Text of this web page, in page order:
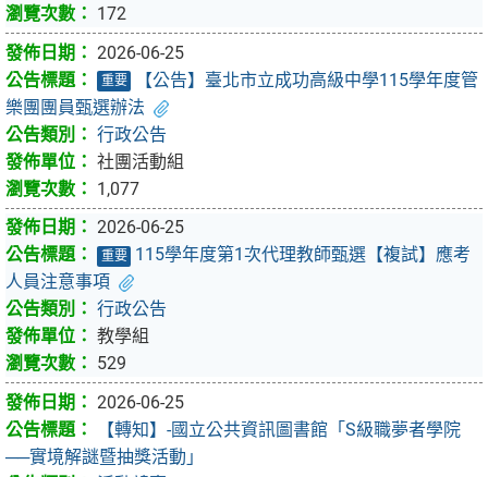
172
2026-06-25
重要
【公告】臺北市立成功高級中學115學年度管
樂團團員甄選辦法
行政公告
社團活動組
1,077
2026-06-25
重要
115學年度第1次代理教師甄選【複試】應考
人員注意事項
行政公告
教學組
529
2026-06-25
【轉知】-國立公共資訊圖書館「S級職夢者學院
──實境解謎暨抽獎活動」